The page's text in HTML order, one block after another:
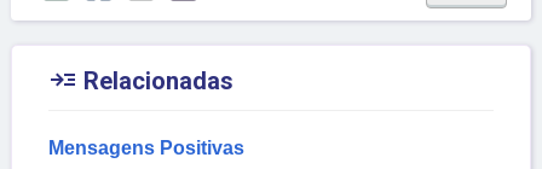
 Relacionadas
Mensagens Positivas